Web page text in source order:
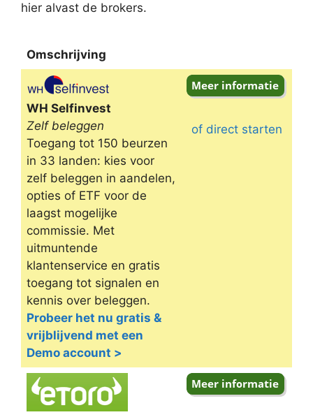
hier alvast de brokers.
Omschrijving
Omschrijving
WH Selfinvest
Zelf beleggen
Toegang tot 150 beurzen
in 33 landen: kies voor
zelf beleggen in aandelen,
opties of ETF voor de
laagst mogelijke
commissie. Met
uitmuntende
klantenservice en gratis
toegang tot signalen en
kennis over beleggen.
Probeer het nu gratis &
vrijblijvend met een
Demo account >
of direct starten